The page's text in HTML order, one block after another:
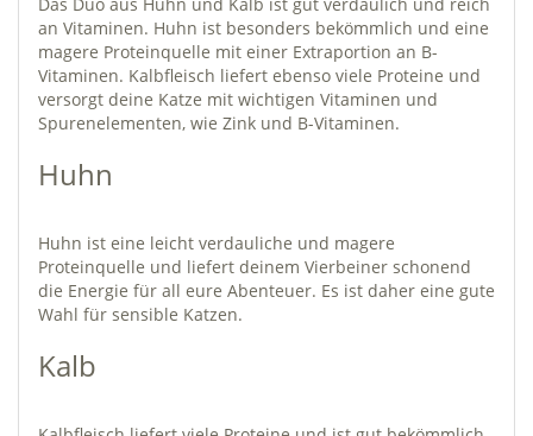
an Vitaminen. Huhn ist besonders bekömmlich und eine
magere Proteinquelle mit einer Extraportion an B-
Vitaminen. Kalbfleisch liefert ebenso viele Proteine und
versorgt deine Katze mit wichtigen Vitaminen und
Spurenelementen, wie Zink und B-Vitaminen.
Huhn
Huhn ist eine leicht verdauliche und magere
Proteinquelle und liefert deinem Vierbeiner schonend
die Energie für all eure Abenteuer. Es ist daher eine gute
Wahl für sensible Katzen.
Kalb